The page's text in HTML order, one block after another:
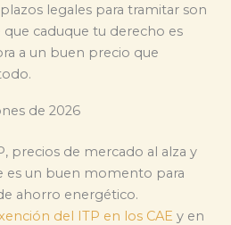
legales para tramitar son
caduque tu derecho es
a un buen precio que
de 2026
precios de mercado al alza y
es un buen momento para
ahorro energético.
del ITP en los CAE y en